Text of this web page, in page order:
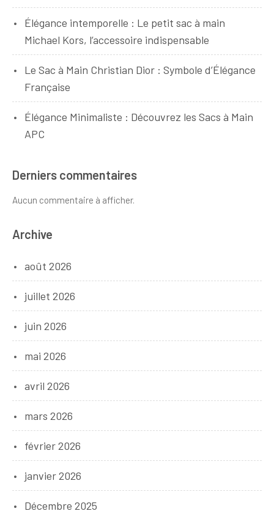
Élégance intemporelle : Le petit sac à main
Michael Kors, l’accessoire indispensable
Le Sac à Main Christian Dior : Symbole d’Élégance
Française
Élégance Minimaliste : Découvrez les Sacs à Main
APC
Derniers commentaires
Aucun commentaire à afficher.
Archive
août 2026
juillet 2026
juin 2026
mai 2026
avril 2026
mars 2026
février 2026
janvier 2026
Décembre 2025